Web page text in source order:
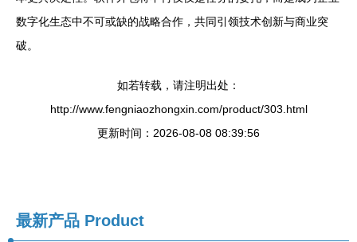
数字化生态中不可或缺的战略合作，共同引领技术创新与商业突
破。
如若转载，请注明出处：
http://www.fengniaozhongxin.com/product/303.html
更新时间：2026-08-08 08:39:56
最新产品 Product